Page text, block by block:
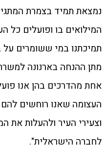
נמצאת תמיד בצמרת
המילואים בו ופועלים כל
תמיכתנו במי ששומרים על
מתן ההנחה בארנונה
אחת מהדרכים בהן אנו
העצומה שאנו רוחשים להם
וצעירי העיר ולהעלות את
לחברה הישראלית".